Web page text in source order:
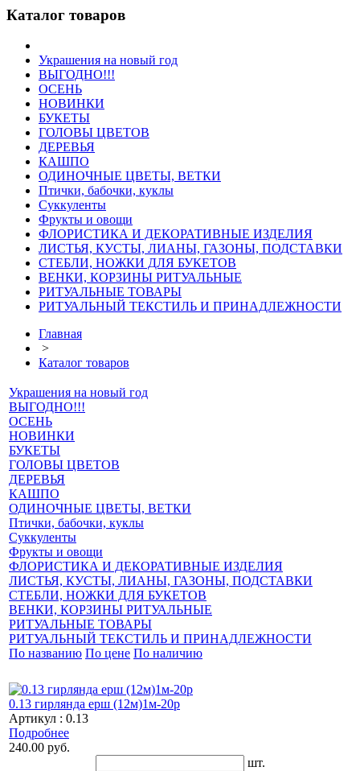
Каталог товаров
Украшения на новый год
ВЫГОДНО!!!
ОСЕНЬ
НОВИНКИ
БУКЕТЫ
ГОЛОВЫ ЦВЕТОВ
ДЕРЕВЬЯ
КАШПО
ОДИНОЧНЫЕ ЦВЕТЫ, ВЕТКИ
Птички, бабочки, куклы
Суккуленты
Фрукты и овощи
ФЛОРИСТИКА И ДЕКОРАТИВНЫЕ ИЗДЕЛИЯ
ЛИСТЬЯ, КУСТЫ, ЛИАНЫ, ГАЗОНЫ, ПОДСТАВКИ
СТЕБЛИ, НОЖКИ ДЛЯ БУКЕТОВ
ВЕНКИ, КОРЗИНЫ РИТУАЛЬНЫЕ
РИТУАЛЬНЫЕ ТОВАРЫ
РИТУАЛЬНЫЙ ТЕКСТИЛЬ И ПРИНАДЛЕЖНОСТИ
Главная
>
Каталог товаров
Украшения на новый год
ВЫГОДНО!!!
ОСЕНЬ
НОВИНКИ
БУКЕТЫ
ГОЛОВЫ ЦВЕТОВ
ДЕРЕВЬЯ
КАШПО
ОДИНОЧНЫЕ ЦВЕТЫ, ВЕТКИ
Птички, бабочки, куклы
Суккуленты
Фрукты и овощи
ФЛОРИСТИКА И ДЕКОРАТИВНЫЕ ИЗДЕЛИЯ
ЛИСТЬЯ, КУСТЫ, ЛИАНЫ, ГАЗОНЫ, ПОДСТАВКИ
СТЕБЛИ, НОЖКИ ДЛЯ БУКЕТОВ
ВЕНКИ, КОРЗИНЫ РИТУАЛЬНЫЕ
РИТУАЛЬНЫЕ ТОВАРЫ
РИТУАЛЬНЫЙ ТЕКСТИЛЬ И ПРИНАДЛЕЖНОСТИ
По названию По цене По наличию
0.13 гирлянда ерш (12м)1м-20р
Артикул : 0.13
Подробнее
240.00 руб.
шт.